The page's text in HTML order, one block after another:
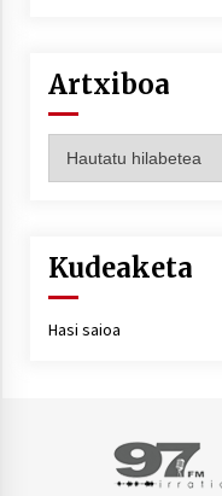
Artxiboa
Kudeaketa
Hasi saioa